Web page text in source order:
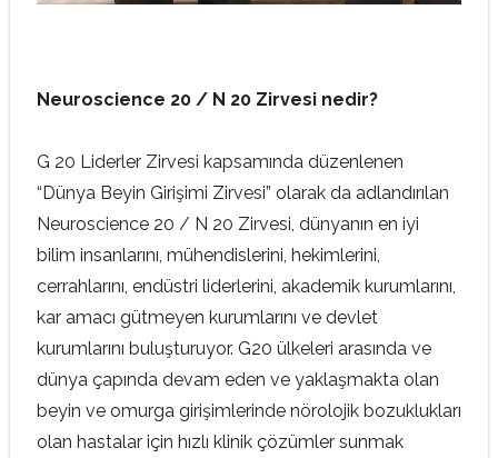
Neuroscience 20 / N 20 Zirvesi nedir?
G 20 Liderler Zirvesi kapsamında düzenlenen
“Dünya Beyin Girişimi Zirvesi” olarak da adlandırılan
Neuroscience 20 / N 20 Zirvesi, dünyanın en iyi
bilim insanlarını, mühendislerini, hekimlerini,
cerrahlarını, endüstri liderlerini, akademik kurumlarını,
kar amacı gütmeyen kurumlarını ve devlet
kurumlarını buluşturuyor. G20 ülkeleri arasında ve
dünya çapında devam eden ve yaklaşmakta olan
beyin ve omurga girişimlerinde nörolojik bozuklukları
olan hastalar için hızlı klinik çözümler sunmak